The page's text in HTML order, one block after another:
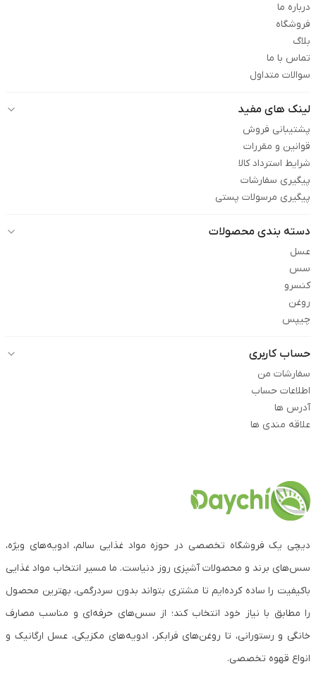
درباره ما
فروشگاه
بلاگ
تماس با ما
سوالات متداول
لینک های مفید
پشتیبانی فروش
قوانین و مقررات
شرایط استرداد کالا
پیگیری سفارشات
پیگیری مرسولات پستی
دسته بندی محصولات
عسل
سس
کنسرو
روغن
چیپس
حساب کاربری
سفارشات من
اطلاعات حساب
آدرس ها
علاقه مندی ها
دیچی یک فروشگاه تخصصی در حوزه مواد غذایی سالم، ادویه‌های ویژه،
سس‌های برند و محصولات آشپزی روز دنیاست. ما مسیر انتخاب مواد غذایی
باکیفیت را ساده کرده‌ایم تا مشتری بتواند بدون سردرگمی، بهترین محصول
را مطابق با نیاز خود انتخاب کند؛ از سس‌های حرفه‌ای و مناسب مصارف
خانگی و رستورانی، تا روغن‌های فرابکر، ادویه‌های مکزیکی، عسل ارگانیک و
انواع قهوه تخصصی.